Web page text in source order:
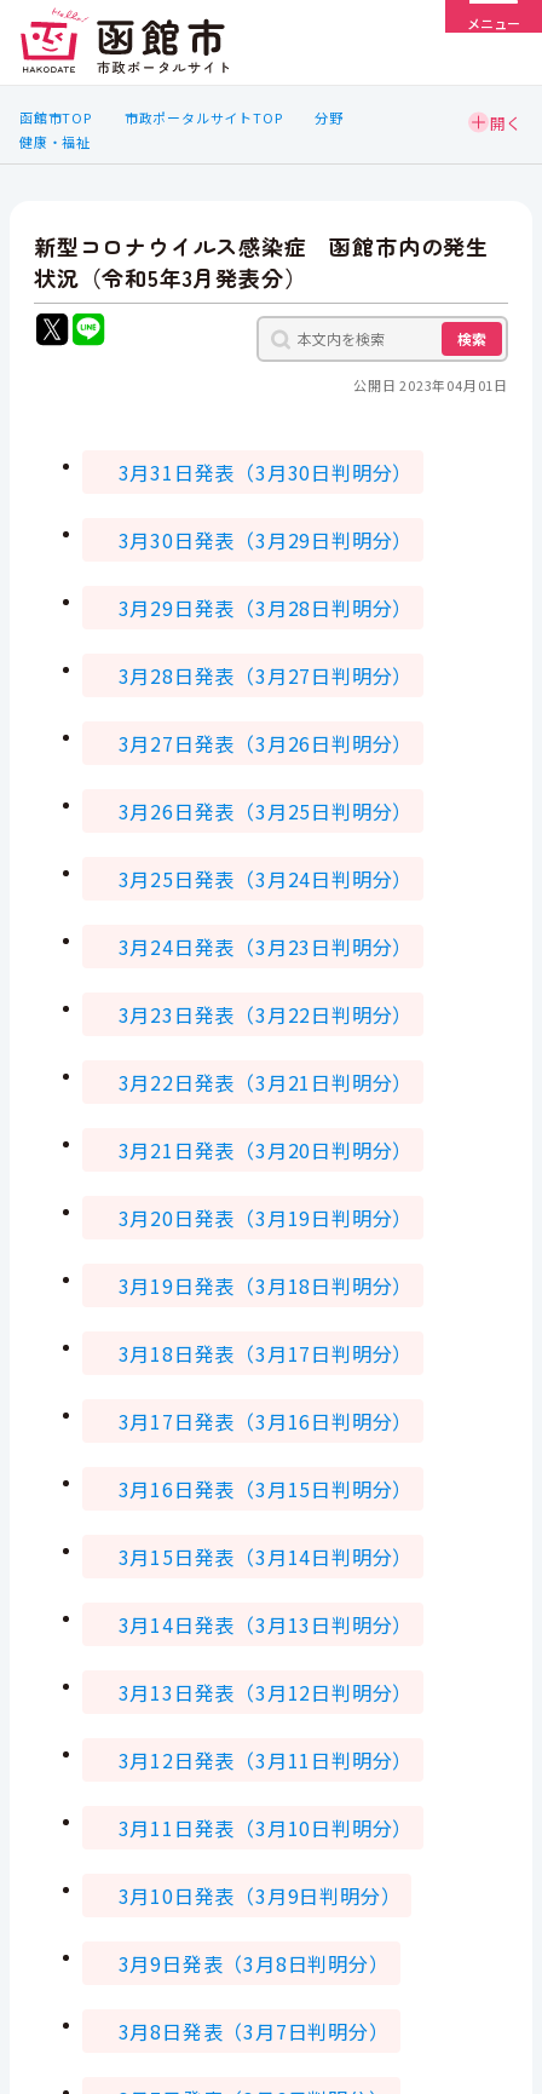
メニュー
函館市TOP 市政ポータルサイトTOP
分野
健康・福祉
新型コロナウイルス感染症 函館市内の発生
状況（令和5年3月発表分）
検索
公開日 2023年04月01日
3月31 日発表（3月30日判明分）
3月30日発表（3月29日判明分）
3月29日発表（3月28日判明分）
3月28日発表（3月27日判明分）
3月27日発表（3月26日判明分）
3月26日発表（3月25日判明分）
3月25日発表（3月24日判明分）
3月24日発表（3月23日判明分）
3月23日発表（3月22日判明分）
3月22日発表（3月21日判明分）
3月21 日発表（3月20日判明分）
3月20日発表（3月19日判明分）
3月19日発表（3月18日判明分）
3月18日発表（3月17日判明分）
3月17日発表（3月16日判明分）
3月16日発表（3月15日判明分）
3月15日発表（3月14日判明分）
3月14日発表（3月13日判明分）
3月13日発表（3月12日判明分）
3月12日発表（3月11日判明分）
3月11日発表（3月10日判明分）
3月10日発表（3月9日判明分）
3月9日発表（3月8日判明分）
3月8日発表（3月7日判明分）